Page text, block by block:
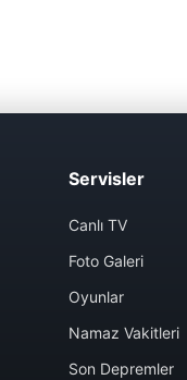
Servisler
Canlı TV
Foto Galeri
Oyunlar
Namaz Vakitleri
Son Depremler